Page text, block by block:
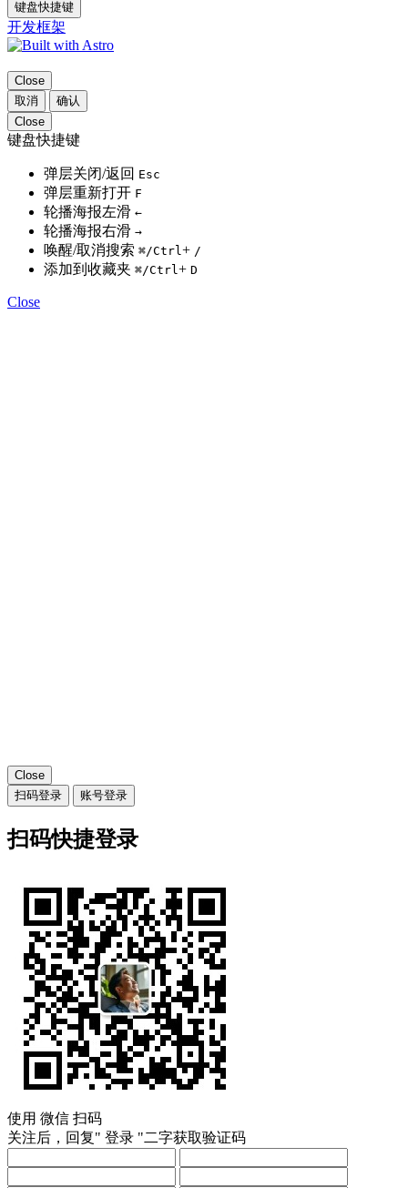
键盘快捷键
开发框架
Close
取消
确认
Close
键盘快捷键
弹层关闭/返回 Esc
弹层重新打开 F
轮播海报左滑 ←
轮播海报右滑 →
唤醒/取消搜索 ⌘/Ctrl + /
添加到收藏夹 ⌘/Ctrl + D
Close
Close
扫码登录
账号登录
扫码快捷登录
使用 微信 扫码
关注后，回复" 登录 "二字获取验证码